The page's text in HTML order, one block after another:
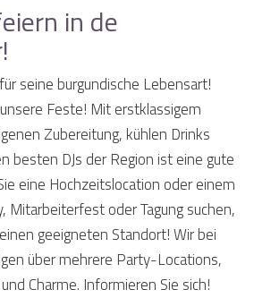
in de
seine burgundische Lebensart!
Feste! Mit erstklassigem
Zubereitung, kühlen Drinks
besten DJs der Region ist eine gute
eine Hochzeitslocation oder einem
Mitarbeiterfest oder Tagung suchen,
geeigneten Standort! Wir bei
über mehrere Party-Locations,
Charme. Informieren Sie sich!